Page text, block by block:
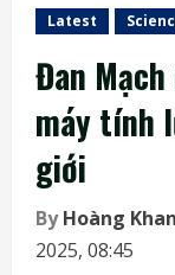
Latest
Đan
máy tính
giới
ByHoàng
2025, 08:45